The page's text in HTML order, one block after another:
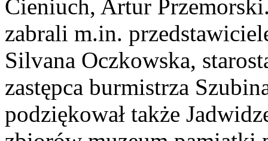
Cieniuch, Artur
zabrali m.in.
Silvana Oczkowska,
zastępca burmistrza
podziękował także